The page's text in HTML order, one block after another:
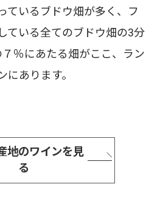
ているブドウ畑が多く、フ
ている全てのブドウ畑の3分
％にあたる畑がここ、ラン
あります。
地のワインを見
る